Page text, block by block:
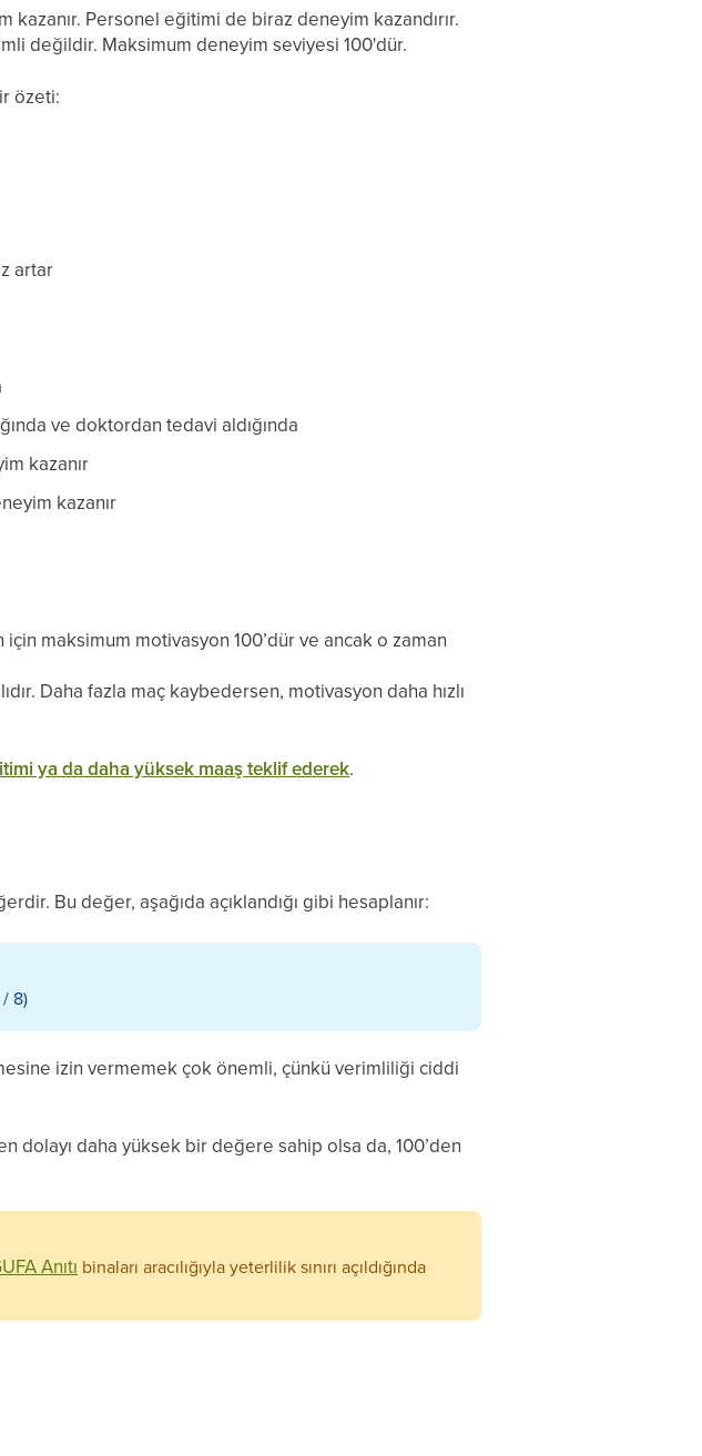
Personel eğitimi de biraz deneyim kazandırır.
değildir. Maksimum deneyim seviyesi 100'dür.
özeti:
artar
ve doktordan tedavi aldığında
kazanır
kazanır
için maksimum motivasyon 100’dür ve ancak o zaman
Daha fazla maç kaybedersen, motivasyon daha hızlı
ya da daha yüksek maaş teklif ederek.
Bu değer, aşağıda açıklandığı gibi hesaplanır:
8)
izin vermemek çok önemli, çünkü verimliliği ciddi
dolayı daha yüksek bir değere sahip olsa da, 100’den
Anıtı binaları aracılığıyla yeterlilik sınırı açıldığında